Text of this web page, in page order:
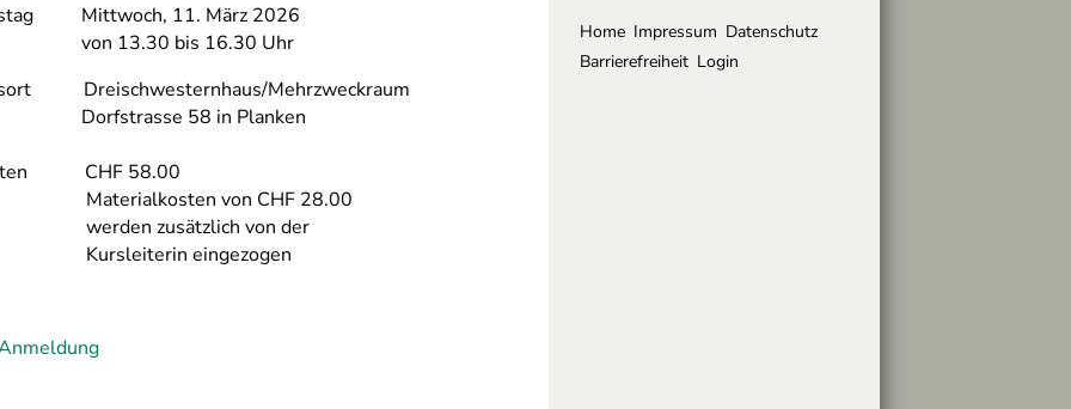
Mittwoch, 11. März 2026
13.30 bis 16.30 Uhr
Dreischwesternhaus/Mehrzweckraum
58 in Planken
CHF 58.00
von CHF 28.00
zusätzlich von der
eingezogen
Home Impressum Datenschutz
Barrierefreiheit Login